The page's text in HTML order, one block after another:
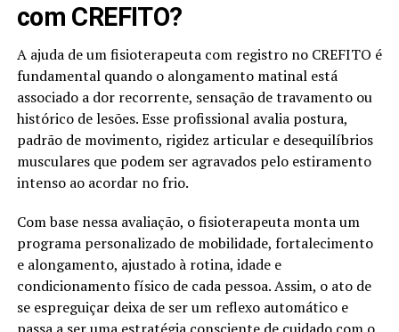
com CREFITO?
A ajuda de um fisioterapeuta com registro no CREFITO é
fundamental quando o alongamento matinal está
associado a dor recorrente, sensação de travamento ou
histórico de lesões. Esse profissional avalia postura,
padrão de movimento, rigidez articular e desequilíbrios
musculares que podem ser agravados pelo estiramento
intenso ao acordar no frio.
Com base nessa avaliação, o fisioterapeuta monta um
programa personalizado de mobilidade, fortalecimento
e alongamento, ajustado à rotina, idade e
condicionamento físico de cada pessoa. Assim, o ato de
se espreguiçar deixa de ser um reflexo automático e